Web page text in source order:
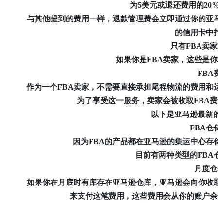
为5美元或退还费用的
与其他提到的费用一样，退款管理费会立即通过你的亚
的信用卡中
只有FBA卖
如果你是FBA卖家，这些是你
FBA
作为一个FBA卖家，不需要直接承担尾程物流的费用和
为了享受这一服务，卖家会被收取FBA费
以下是亚马逊最新
FBA仓
因为FBA的产品都在亚马逊的集运中心存
目前有两种类型的FBA
月度
如果你在月底时有库存在亚马逊仓库，亚马逊会向你收
来支付这笔费用，这些费用会从你的账户